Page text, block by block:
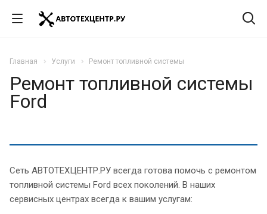
Главная Услуги Ремонт топливной системы
Ремонт топливной системы
Ford
Сеть АВТОТЕХЦЕНТР.РУ всегда готова помочь с ремонтом
топливной системы Ford всех поколений. В наших
сервисных центрах всегда к вашим услугам: